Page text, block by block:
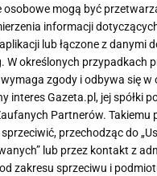
osobowe mogą być
informacji
lub łączone z danymi
W określonych przypadkach
zgody i odbywa się w
interes Gazeta.pl, jej spółki
Partnerów. Takiemu
przechodząc do
lub przez kontakt z
zakresu sprzeciwu i